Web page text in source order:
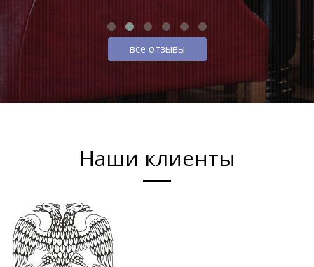
все отзывы
Наши клиенты